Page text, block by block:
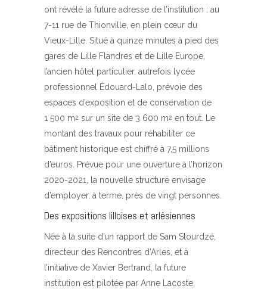
ont révélé la future adresse de l’institution : au
7-11 rue de Thionville, en plein cœur du
Vieux-Lille. Situé à quinze minutes à pied des
gares de Lille Flandres et de Lille Europe,
l’ancien hôtel particulier, autrefois lycée
professionnel Édouard-Lalo, prévoie des
espaces d’exposition et de conservation de
1 500 m2 sur un site de 3 600 m2 en tout. Le
montant des travaux pour réhabiliter ce
bâtiment historique est chiffré à 7,5 millions
d’euros. Prévue pour une ouverture à l’horizon
2020-2021, la nouvelle structure envisage
d’employer, à terme, près de vingt personnes.
Des expositions lilloises et arlésiennes
Née à la suite d’un rapport de Sam Stourdzé,
directeur des Rencontres d’Arles, et à
l’initiative de Xavier Bertrand, la future
institution est pilotée par Anne Lacoste,